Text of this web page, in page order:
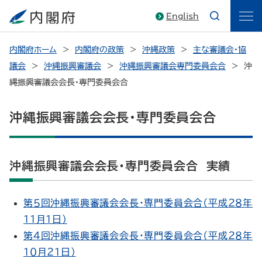
English
内閣府ホーム 内閣府の政策 沖縄政策
主な審議会・協
議会
沖縄振興審議会 沖縄振興審議会専門委員会合
沖
縄振興審議会会長・専門委員会合
沖縄振興審議会会長・専門委員会合
沖縄振興審議会会長・専門委員会合 実績
第５回沖縄振興審議会会長・専門委員会合（平成２８年
１１月１日）
第４回沖縄振興審議会会長・専門委員会合（平成２８年
１０月２１日）